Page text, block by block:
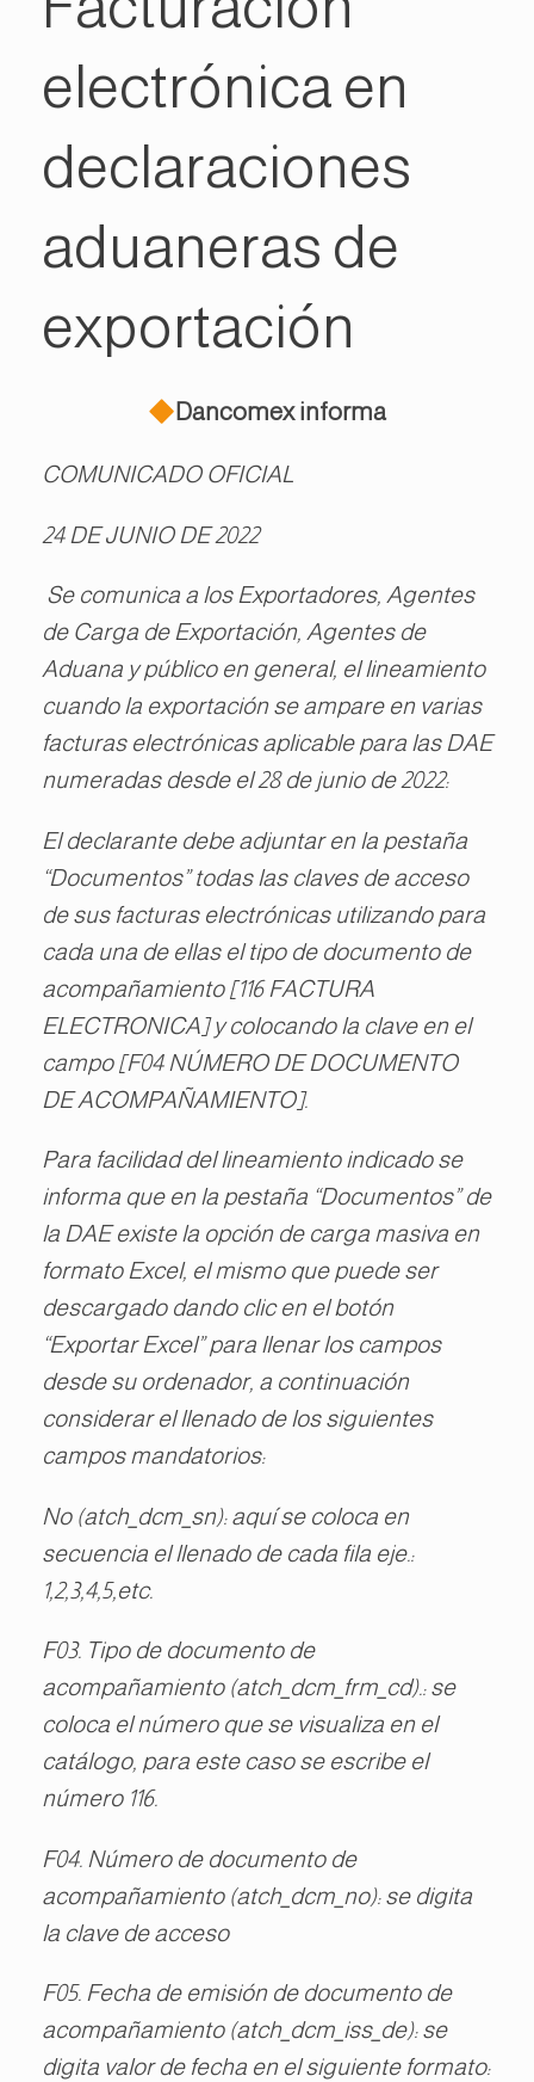
electrónica en
declaraciones
aduaneras de
exportación
Dancomex informa
COMUNICADO OFICIAL
24 DE JUNIO DE 2022
Se comunica a los Exportadores, Agentes
de Carga de Exportación, Agentes de
Aduana y público en general, el lineamiento
cuando la exportación se ampare en varias
facturas electrónicas aplicable para las DAE
numeradas desde el 28 de junio de 2022:
El declarante debe adjuntar en la pestaña
“Documentos” todas las claves de acceso
de sus facturas electrónicas utilizando para
cada una de ellas el tipo de documento de
acompañamiento [116 FACTURA
ELECTRONICA] y colocando la clave en el
campo [F04 NÚMERO DE DOCUMENTO
DE ACOMPAÑAMIENTO].
Para facilidad del lineamiento indicado se
informa que en la pestaña “Documentos” de
la DAE existe la opción de carga masiva en
formato Excel, el mismo que puede ser
descargado dando clic en el botón
“Exportar Excel” para llenar los campos
desde su ordenador, a continuación
considerar el llenado de los siguientes
campos mandatorios:
No (atch_dcm_sn): aquí se coloca en
secuencia el llenado de cada fila eje.:
1,2,3,4,5,etc.
F03. Tipo de documento de
acompañamiento (atch_dcm_frm_cd).: se
coloca el número que se visualiza en el
catálogo, para este caso se escribe el
número 116.
F04. Número de documento de
acompañamiento (atch_dcm_no): se digita
la clave de acceso
F05. Fecha de emisión de documento de
acompañamiento (atch_dcm_iss_de): se
digita valor de fecha en el siguiente formato: